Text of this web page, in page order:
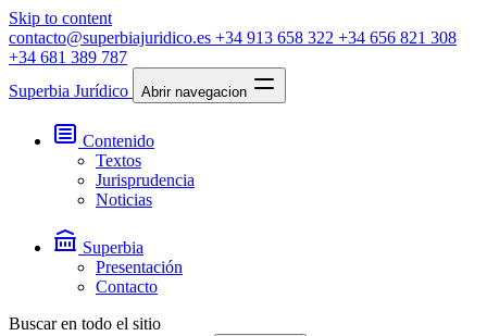
Skip to content
contacto@superbiajuridico.es +34 913 658 322 +34 656 821 308
+34 681 389 787
Superbia Jurídico
Abrir navegacion
Contenido
Textos
Jurisprudencia
Noticias
Superbia
Presentación
Contacto
Buscar en todo el sitio